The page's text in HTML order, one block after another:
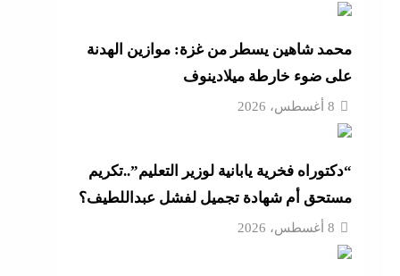
محمد شاهين يسطر من غزة: موازين الهدنة
على ضوء خارطة ميلادينوف
8 أغسطس، 2026
“دكتوراه فخرية يابانية لوزير التعليم”..تكريم
مستحق أم شهادة تجميل لفشل عبداللطيف؟
8 أغسطس، 2026